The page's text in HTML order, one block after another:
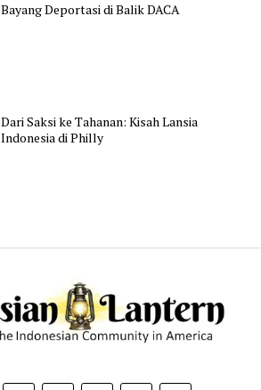
Bayang Deportasi di Balik DACA
Dari Saksi ke Tahanan: Kisah Lansia
Indonesia di Philly